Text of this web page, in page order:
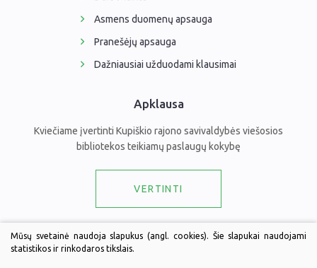
Asmens duomenų apsauga
Pranešėjų apsauga
Dažniausiai užduodami klausimai
Apklausa
Kviečiame įvertinti Kupiškio rajono savivaldybės viešosios
bibliotekos teikiamų paslaugų kokybę
VERTINTI
Draugaukime
Mūsų svetainė naudoja slapukus (angl. cookies). Šie slapukai naudojami
statistikos ir rinkodaros tikslais.